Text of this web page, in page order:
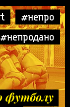
#непро
#непродано
футболу